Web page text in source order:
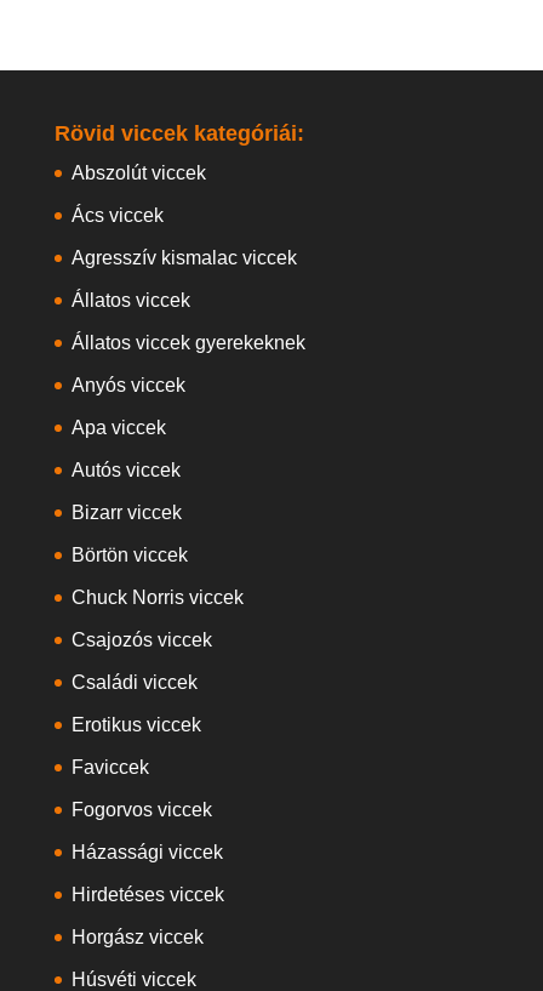
Rövid viccek kategóriái:
Abszolút viccek
Ács viccek
Agresszív kismalac viccek
Állatos viccek
Állatos viccek gyerekeknek
Anyós viccek
Apa viccek
Autós viccek
Bizarr viccek
Börtön viccek
Chuck Norris viccek
Csajozós viccek
Családi viccek
Erotikus viccek
Faviccek
Fogorvos viccek
Házassági viccek
Hirdetéses viccek
Horgász viccek
Húsvéti viccek